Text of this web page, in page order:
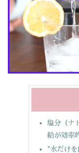
塩分（ナ
給が効率
"水だけ